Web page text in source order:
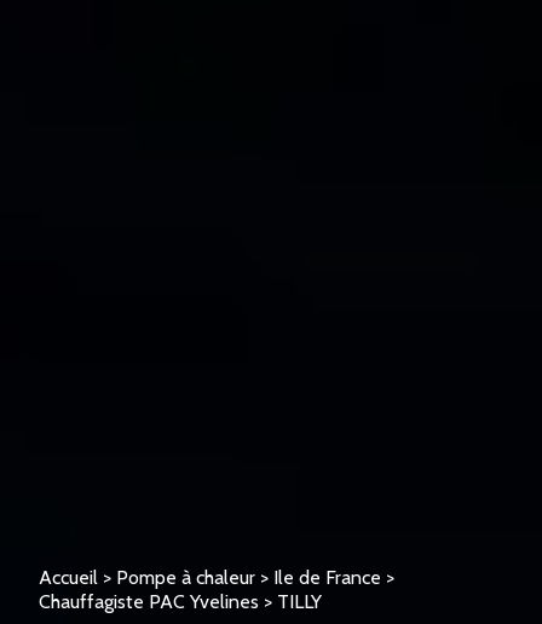
Accueil > Pompe à chaleur > Ile de France >
Chauffagiste PAC Yvelines > TILLY